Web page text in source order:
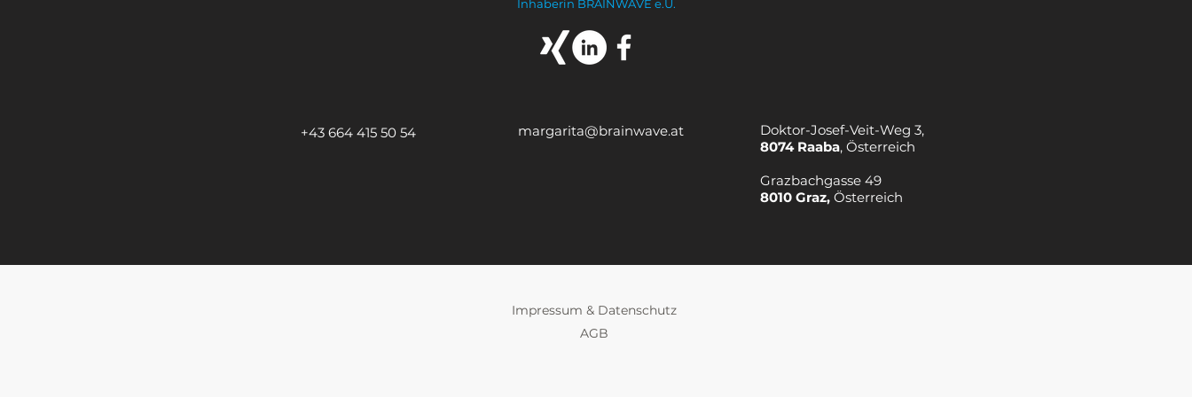
Inhaberin BRAINWAVE e.U.
+43 664 415 50 54 margarita@brainwave.at
Doktor-Josef-Veit-Weg 3,
8074 Raaba, Österreich
Grazbachgasse 49
8010 Graz, Österreich
Impressum & Datenschutz
AGB